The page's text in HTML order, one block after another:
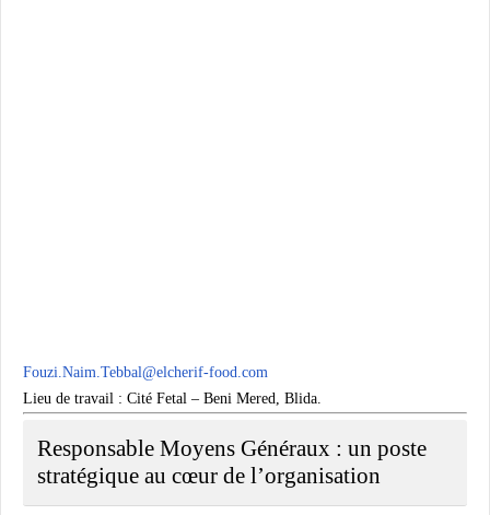
Fouzi.Naim.Tebbal@elcherif-food.com
Lieu de travail : Cité Fetal – Beni Mered, Blida.
Responsable Moyens Généraux : un poste
stratégique au cœur de l’organisation